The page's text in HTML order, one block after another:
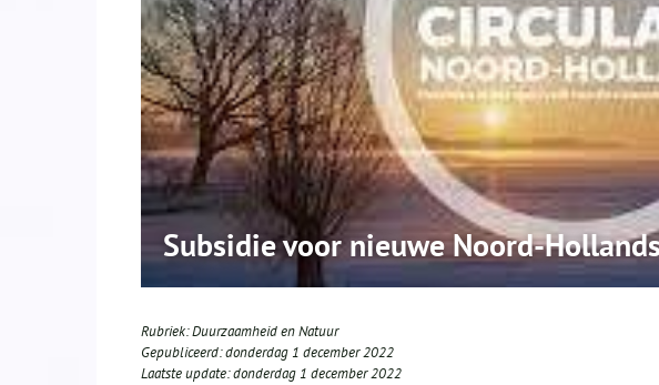
Subsidie voor nieuwe Noord-
Rubriek:Duurzaamheid en Natuur
Gepubliceerd:donderdag 1 december 2022
Laatste update:donderdag 1 december 2022